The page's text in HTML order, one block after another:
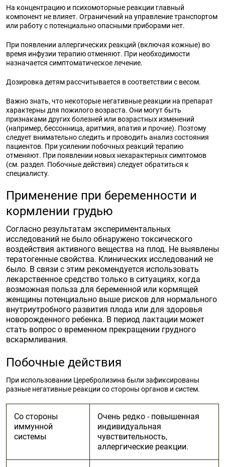
На концентрацию и психомоторные реакции главный
компонент не влияет. Ограничений на управление транспортом
или работу с потенциально опасными приборами нет.
При появлении аллергических реакций (включая кожные) во
время инфузии терапию отменяют. При необходимости
назначается симптоматическое лечение.
Дозировка детям рассчитывается в соответствии с весом.
Важно знать, что некоторые негативные реакции на препарат
характерны для пожилого возраста. Они могут быть
признаками других болезней или возрастных изменений
(например, бессонница, аритмия, апатия и прочие). Поэтому
следует внимательно следить и проводить анализ состояния
пациентов. При усилении побочных реакций терапию
отменяют. При появлении новых нехарактерных симптомов
(см. раздел. Побочные действия) следует обратиться к
специалисту.
Применение при беременности и
кормлении грудью
Согласно результатам экспериментальных
исследований не было обнаружено токсического
воздействия активного вещества на плод. Не выявлены
тератогенные свойства. Клинических исследований не
было. В связи с этим рекомендуется использовать
лекарственное средство только в ситуациях, когда
возможная польза для беременной или кормящей
женщины потенциально выше рисков для нормального
внутриутробного развития плода или для здоровья
новорожденного ребенка. В период лактации может
стать вопрос о временном прекращении грудного
вскармливания.
Побочные действия
При использовании Церебролизина были зафиксированы
разные негативные реакции со стороны органов и систем.
Со стороны
иммунной
системы
Очень редко - повышенная
индивидуальная
чувствительность,
аллергические реакции.